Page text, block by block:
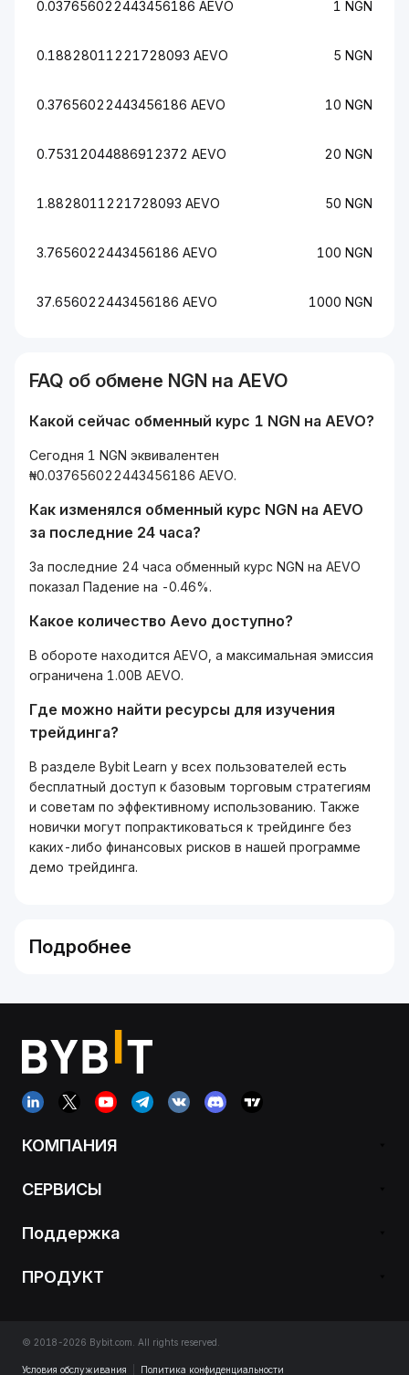
0.037656022443456186 AEVO 1 NGN
0.18828011221728093 AEVO 5 NGN
0.37656022443456186 AEVO 10 NGN
0.75312044886912372 AEVO 20 NGN
1.8828011221728093 AEVO 50 NGN
3.7656022443456186 AEVO 100 NGN
37.656022443456186 AEVO 1000 NGN
FAQ об обмене NGN на AEVO
Какой сейчас обменный курс 1 NGN на AEVO?
Сегодня 1 NGN эквивалентен
₦0.037656022443456186 AEVO.
Как изменялся обменный курс NGN на AEVO
за последние 24 часа?
За последние 24 часа обменный курс NGN на AEVO
показал Падение на -0.46%.
Какое количество Aevo доступно?
В обороте находится AEVO, а максимальная эмиссия
ограничена 1.00B AEVO.
Где можно найти ресурсы для изучения
трейдинга?
В разделе Bybit Learn у всех пользователей есть
бесплатный доступ к базовым торговым стратегиям
и советам по эффективному использованию. Также
новички могут попрактиковаться к трейдинге без
каких-либо финансовых рисков в нашей программе
демо трейдинга.
Подробнее
КОМПАНИЯ
СЕРВИСЫ
Поддержка
ПРОДУКТ
© 2018-2026 Bybit.com. All rights reserved.
Условия обслуживания Политика конфиденциальности